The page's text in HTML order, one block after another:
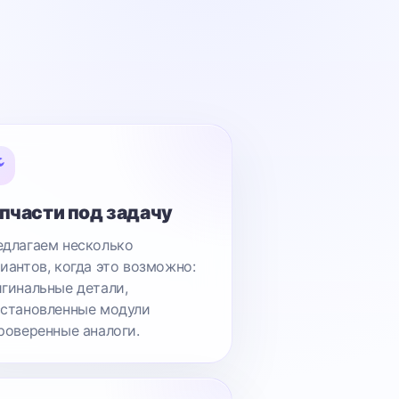
под задачу
несколько
когда это возможно:
детали,
модули
аналоги.